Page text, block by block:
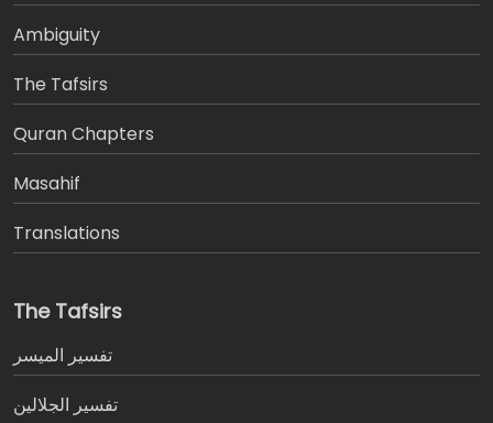
Ambiguity
The Tafsirs
َQuran Chapters
Masahif
Translations
The Tafsirs
تفسير المیسر
تفسير الجلالين